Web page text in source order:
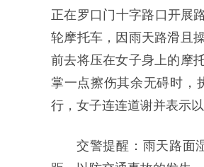
正在罗口门十字路口开展
轮摩托车，因雨天路滑且
前去将压在女子身上的摩
掌一点擦伤其余无碍时，
行，女子连连道谢并表示
交警提醒：雨天路面